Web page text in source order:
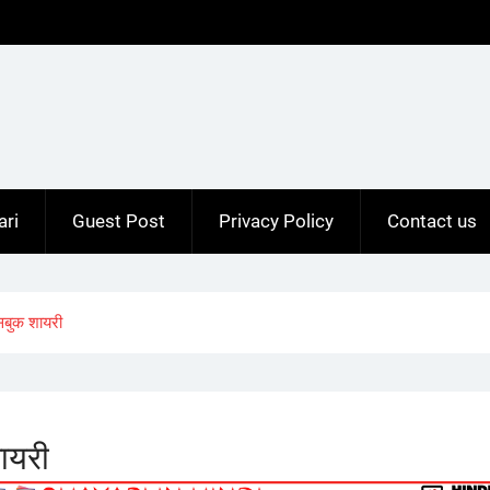
Guest Post Privacy Policy Contact us
शायरी